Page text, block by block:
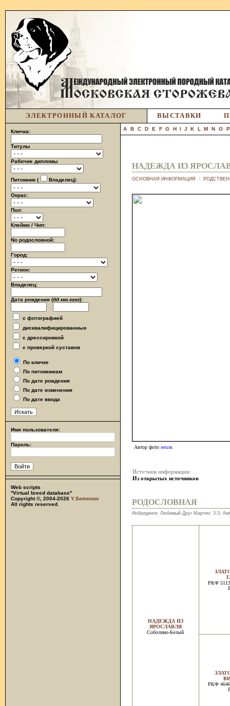
ЭЛЕКТРОННЫЙ КАТАЛОГ ВЫСТАВКИ
Кличка:
Титулы
Рабочие дипломы
Питомник ( Владелец):
Окрас:
Пол:
Клеймо / Чип:
No родословной:
Город:
Регион:
Владелец:
Дата рождения (дд.мм.гггг):
с фотографией
дисквалифицированные
с дрессировкой
с проверкой суставов
По кличке
По питомникам
По дате рождения
По дате изменения
По дате ввода
Имя пользователя:
Пароль:
Web scripts
''Virtual breed database''
Copyright ©, 2004-2026 Y.Semenov
All rights reserved.
A B C D E F G H I J K L M N O P
НАДЕЖДА ИЗ
ОСНОВНАЯ ИНФОРМАЦИЯ /
Автор фото неизв.
Источник информации:
Из открытых источников
РОДОСЛОВНАЯ
Инбридинги: Любимый Друг Мартин: 3:3;
НАДЕЖДА ИЗ
ЯРОСЛАВЛЯ
Соболино-Белый
РКФ
РКФ